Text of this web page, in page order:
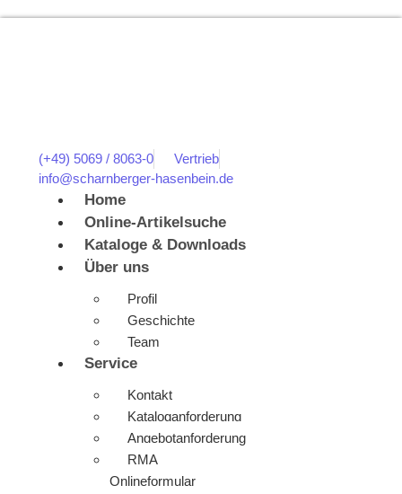
(+49) 5069 / 8063-0
Vertrieb
info@scharnberger-hasenbein.de
Home
Online-Artikelsuche
Kataloge & Downloads
Über uns
Profil
Geschichte
Team
Service
Kontakt
Kataloganforderung
Angebotanforderung
RMA
Onlineformular